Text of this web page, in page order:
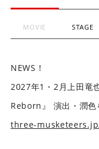
MOVIE STAGE
NEWS！
2027年1・2月上田竜
Reborn』 演出・潤
three-